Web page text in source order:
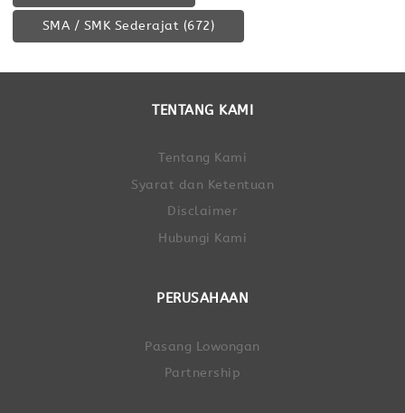
SMA / SMK Sederajat (672)
TENTANG KAMI
Tentang Kami
Syarat dan Ketentuan
Disclaimer
Hubungi Kami
PERUSAHAAN
Pasang Lowongan
Partnership